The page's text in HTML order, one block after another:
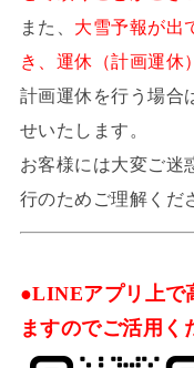
また、 大雪予報が出
き、運休（計画運休
計画運休を行う場合
せいたします。
お客様には大変ご迷
行のためご理解くだ
●LINEアプリ上で
ますのでご活用く